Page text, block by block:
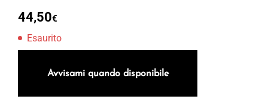
44,50€
Esaurito
Avvisami quando disponibile